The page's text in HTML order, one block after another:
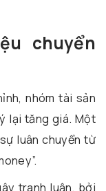
chuyển
nhóm tài sản
lại tăng giá. Một
luân chuyển từ
tranh luận, bởi